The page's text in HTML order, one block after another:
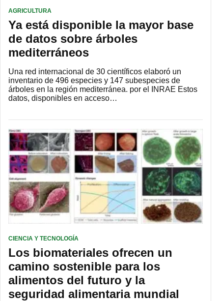
AGRICULTURA
Ya está disponible la mayor base
de datos sobre árboles
mediterráneos
Una red internacional de 30 científicos elaboró un
inventario de 496 especies y 147 subespecies de
árboles en la región mediterránea. por el INRAE Estos
datos, disponibles en acceso…
CIENCIA Y TECNOLOGÍA
Los biomateriales ofrecen un
camino sostenible para los
alimentos del futuro y la
seguridad alimentaria mundial